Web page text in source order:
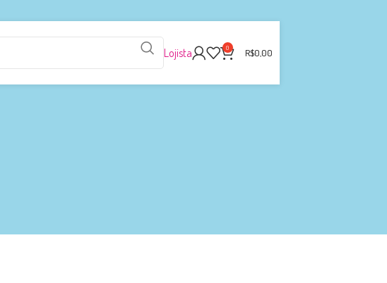
Lojista 0 R$0,00